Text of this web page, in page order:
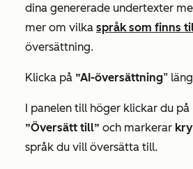
dina genererade undertexter
mer om vilka språk som finns
översättning.
Klicka på ”AI-översättning”
I panelen till höger klickar du
”Översätt till” och markerar
språk du vill översätta till.